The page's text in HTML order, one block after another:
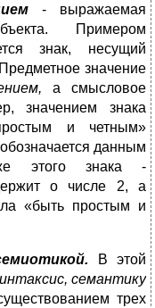
- выражаемая
Примером
знак, несущий
значение
а смысловое
значением знака
и четным»
дан­ным
этого знака -
о числе 2, а
«быть простым и
В этой
семантику
трех